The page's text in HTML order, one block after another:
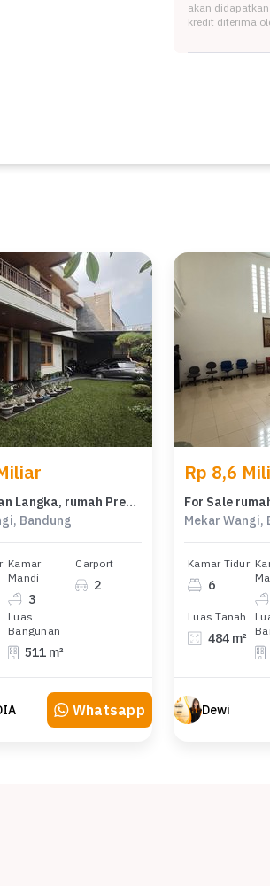
akan
kredit diterima
Kesempatan Langka, rumah Prestisius di Mekar Wangi, Bandung, LB 511m²
Bandung
Kamar
Mandi
3
Carport
2
Luas
Bangunan
511 m²
Whatsapp
Rp 8,6
Mekar Wangi,
Kamar Tidur
6
Luas Tanah
484 m²
Dewi